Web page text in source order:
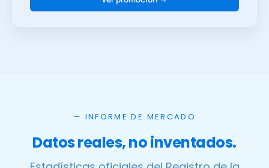
— INFORME DE MERCADO
Datos reales, no inventados.